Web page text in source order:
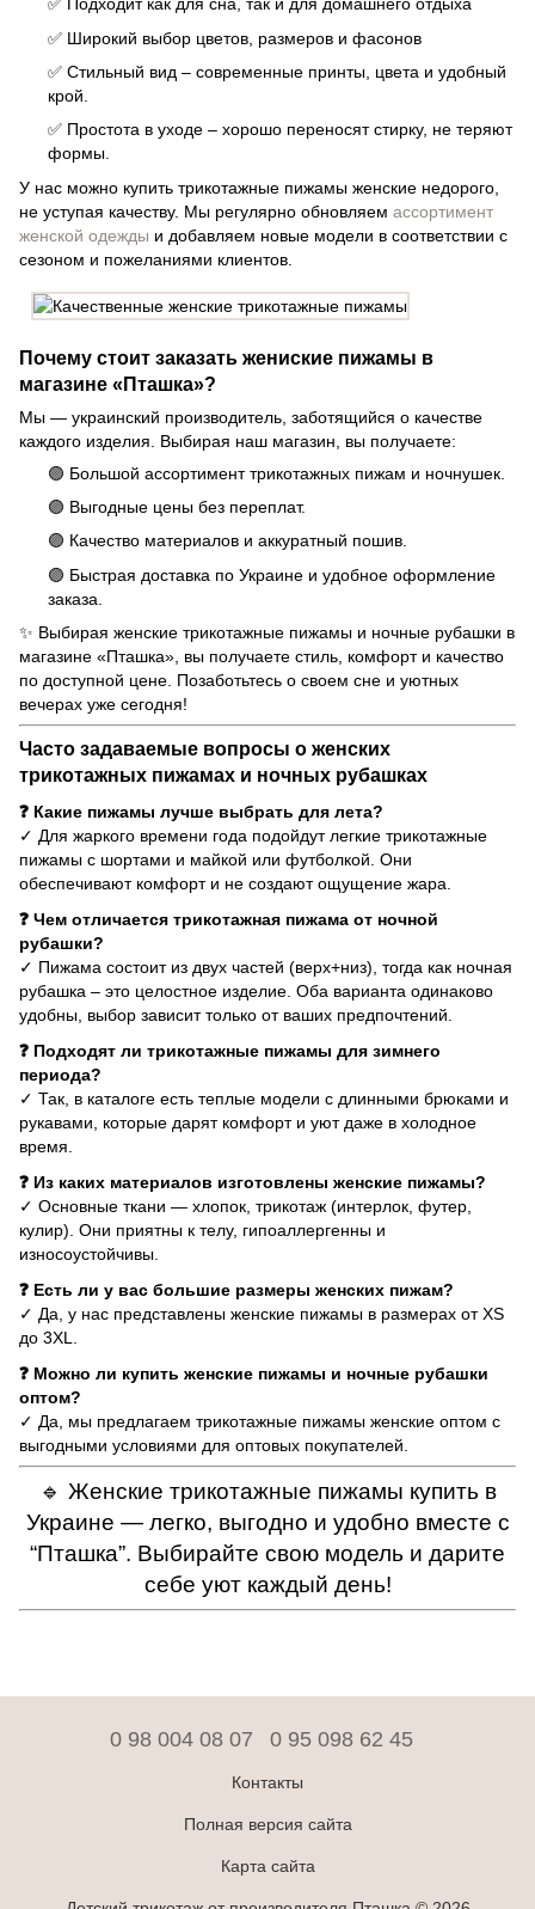
✅ Подходит как для сна, так и для домашнего отдыха
✅ Широкий выбор цветов, размеров и фасонов
✅ Стильный вид – современные принты, цвета и удобный
крой.
✅ Простота в уходе – хорошо переносят стирку, не теряют
формы.
У нас можно купить трикотажные пижамы женские недорого,
не уступая качеству. Мы регулярно обновляем ассортимент
женской одежды и добавляем новые модели в соответствии с
сезоном и пожеланиями клиентов.
Почему стоит заказать жениские пижамы в
магазине «Пташка»?
Мы — украинский производитель, заботящийся о качестве
каждого изделия. Выбирая наш магазин, вы получаете:
🟣 Большой ассортимент трикотажных пижам и ночнушек.
🟣 Выгодные цены без переплат.
🟣 Качество материалов и аккуратный пошив.
🟣 Быстрая доставка по Украине и удобное оформление
заказа.
✨ Выбирая женские трикотажные пижамы и ночные рубашки в
магазине «Пташка», вы получаете стиль, комфорт и качество
по доступной цене. Позаботьтесь о своем сне и уютных
вечерах уже сегодня!
Часто задаваемые вопросы о женских
трикотажных пижамах и ночных рубашках
❓ Какие пижамы лучше выбрать для лета?
✓ Для жаркого времени года подойдут легкие трикотажные
пижамы с шортами и майкой или футболкой. Они
обеспечивают комфорт и не создают ощущение жара.
❓ Чем отличается трикотажная пижама от ночной
рубашки?
✓ Пижама состоит из двух частей (верх+низ), тогда как ночная
рубашка – это целостное изделие. Оба варианта одинаково
удобны, выбор зависит только от ваших предпочтений.
❓ Подходят ли трикотажные пижамы для зимнего
периода?
✓ Так, в каталоге есть теплые модели с длинными брюками и
рукавами, которые дарят комфорт и уют даже в холодное
время.
❓ Из каких материалов изготовлены женские пижамы?
✓ Основные ткани — хлопок, трикотаж (интерлок, футер,
кулир). Они приятны к телу, гипоаллергенны и
износоустойчивы.
❓ Есть ли у вас большие размеры женских пижам?
✓ Да, у нас представлены женские пижамы в размерах от XS
до 3XL.
❓ Можно ли купить женские пижамы и ночные рубашки
оптом?
✓ Да, мы предлагаем трикотажные пижамы женские оптом с
выгодными условиями для оптовых покупателей.
🔹 Женские трикотажные пижамы купить в
Украине — легко, выгодно и удобно вместе с
“Пташка”. Выбирайте свою модель и дарите
себе уют каждый день!
0 98 004 08 07 0 95 098 62 45
Контакты
Полная версия сайта
Карта сайта